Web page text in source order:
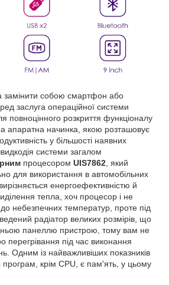
замінити собою смартфон або
заслуга операційної системи
повноцінного розкриття функціоналу
апаратна начинка, якою розташовує
у більшості наявних
системи загалом
процесором UIS7862 , який
для використання в автомобільних
енергоефективністю й
тепла, хоч процесор і не
до небезпечних температур, проте під
радіатор великих розмірів, що
панеллю пристрою, тому вам не
перегрівання під час виконання
Одним із найважливіших показників
програм, крім CPU, є пам'ять, у цьому